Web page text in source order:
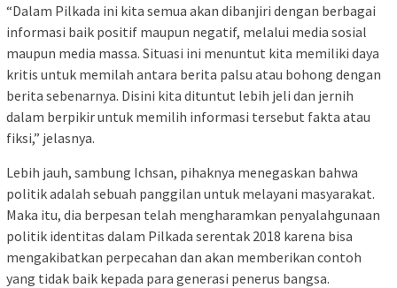
“Dalam Pilkada ini kita semua akan dibanjiri dengan berbagai
informasi baik positif maupun negatif, melalui media sosial
maupun media massa. Situasi ini menuntut kita memiliki daya
kritis untuk memilah antara berita palsu atau bohong dengan
berita sebenarnya. Disini kita dituntut lebih jeli dan jernih
dalam berpikir untuk memilih informasi tersebut fakta atau
fiksi,” jelasnya.
Lebih jauh, sambung Ichsan, pihaknya menegaskan bahwa
politik adalah sebuah panggilan untuk melayani masyarakat.
Maka itu, dia berpesan telah mengharamkan penyalahgunaan
politik identitas dalam Pilkada serentak 2018 karena bisa
mengakibatkan perpecahan dan akan memberikan contoh
yang tidak baik kepada para generasi penerus bangsa.